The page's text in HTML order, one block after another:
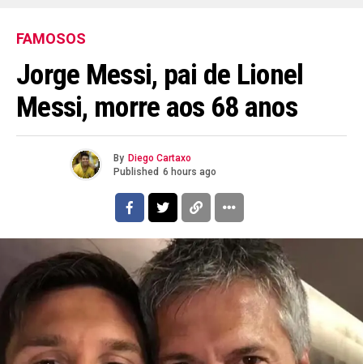
FAMOSOS
Jorge Messi, pai de Lionel
Messi, morre aos 68 anos
By Diego Cartaxo
Published 6 hours ago